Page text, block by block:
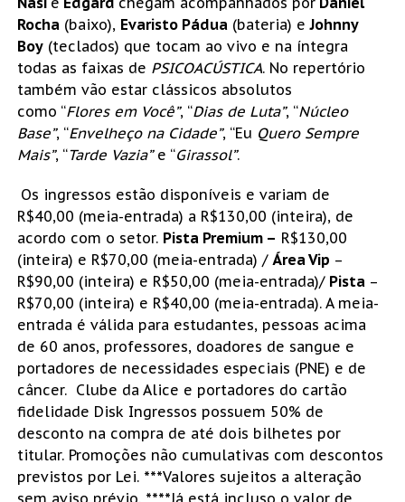
Rocha(baixo), Evaristo Pádua(bateria) eJohnny
Boy(teclados) que tocam ao vivo e na íntegra
todas as faixas de PSICOACÚSTICA. No repertório
também vão estar clássicos absolutos
como “Flores em Você”, “Dias de Luta”, “Núcleo
Base”, “Envelheço na Cidade”, “Eu Quero Sempre
Mais”, “Tarde Vazia”e “Girassol”.
Os ingressos estão disponíveis e variam de
R$40,00 (meia-entrada) a R$130,00 (inteira), de
acordo com o setor. Pista Premium – R$130,00
(inteira) e R$70,00 (meia-entrada) / Área Vip –
R$90,00 (inteira) e R$50,00 (meia-entrada)/ Pista –
R$70,00 (inteira) e R$40,00 (meia-entrada). A meia-
entrada é válida para estudantes, pessoas acima
de 60 anos, professores, doadores de sangue e
portadores de necessidades especiais (PNE) e de
câncer. Clube da Alice e portadores do cartão
fidelidade Disk Ingressos possuem 50% de
desconto na compra de até dois bilhetes por
titular. Promoções não cumulativas com descontos
previstos por Lei. ***Valores sujeitos a alteração